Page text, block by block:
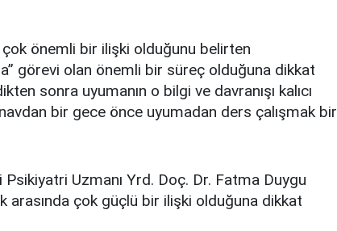
çok önemli bir ilişki olduğunu belirten
görevi olan önemli bir süreç olduğuna dikkat
sonra uyumanın o bilgi ve davranışı kalıcı
bir gece önce uyumadan ders çalışmak bir
Uzmanı Yrd. Doç. Dr. Fatma Duygu
arasında çok güçlü bir ilişki olduğuna dikkat